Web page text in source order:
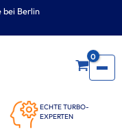
bei Berlin
ECHTE TURBO-
EXPERTEN
0